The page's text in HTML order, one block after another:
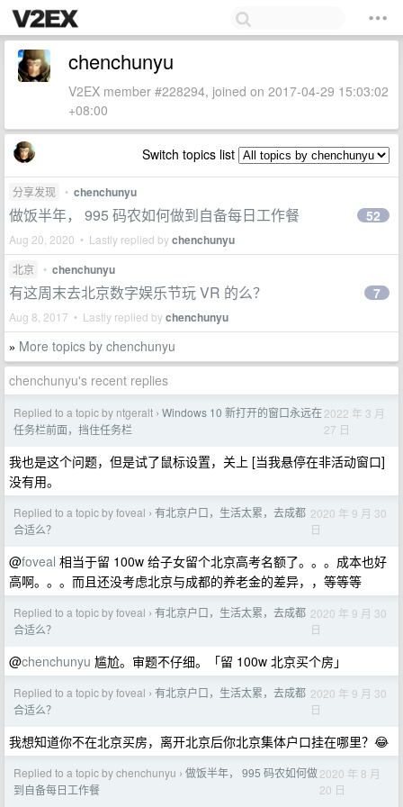
chenchunyu
V2EX member #228294, joined on 2017-04-29 15:03:02
+08:00
Switch topics list
分享发现 • chenchunyu
做饭半年， 995 码农如何做到自备每日工作餐
Aug 20, 2020 • Lastly replied bychenchunyu
52
北京 • chenchunyu
有这周末去北京数字娱乐节玩 VR 的么？
Aug 8, 2017 • Lastly replied bychenchunyu
7
» More topics by chenchunyu
chenchunyu's recent replies
Replied to a topic by ntgeralt › Windows 10 新打开的窗口永远在
任务栏前面，挡住任务栏
2022 年 3 月
27 日
我也是这个问题，但是试了鼠标设置，关上 [当我悬停在非活动窗口]
没有用。
Replied to a topic by foveal › 有北京户口，生活太累，去成都
合适么？
2020 年 9 月 30
日
@foveal 相当于留 100w 给子女留个北京高考名额了。。。成本也好
高啊。。。而且还没考虑北京与成都的养老金的差异，，等等等
Replied to a topic by foveal › 有北京户口，生活太累，去成都
合适么？
2020 年 9 月 30
日
@chenchunyu 尴尬。审题不仔细。「留 100w 北京买个房」
Replied to a topic by foveal › 有北京户口，生活太累，去成都
合适么？
2020 年 9 月 30
日
我想知道你不在北京买房，离开北京后你北京集体户口挂在哪里？😂
Replied to a topic by chenchunyu › 做饭半年， 995 码农如何做
到自备每日工作餐
2020 年 8 月
20 日